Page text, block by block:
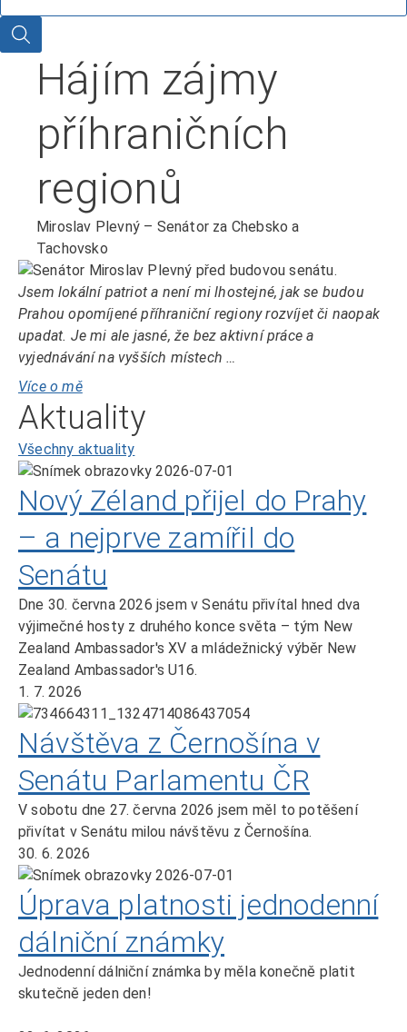
Hledat
Hájím zájmy
příhraničních
regionů
Miroslav Plevný – Senátor za Chebsko a
Tachovsko
Jsem lokální patriot a není mi lhostejné, jak se budou
Prahou opomíjené příhraniční regiony rozvíjet či naopak
upadat. Je mi ale jasné, že bez aktivní práce a
vyjednávání na vyšších místech …
Více o mě
Aktuality
Všechny aktuality
Nový Zéland přijel do Prahy
– a nejprve zamířil do
Senátu
Dne 30. června 2026 jsem v Senátu přivítal hned dva
výjimečné hosty z druhého konce světa – tým New
Zealand Ambassador's XV a mládežnický výběr New
Zealand Ambassador's U16.
1. 7. 2026
Návštěva z Černošína v
Senátu Parlamentu ČR
V sobotu dne 27. června 2026 jsem měl to potěšení
přivítat v Senátu milou návštěvu z Černošína.
30. 6. 2026
Úprava platnosti jednodenní
dálniční známky
Jednodenní dálniční známka by měla konečně platit
skutečně jeden den!